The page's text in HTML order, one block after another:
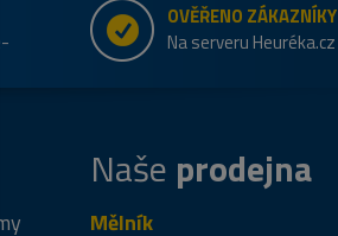
OVĚŘENO ZÁKAZNÍKY
Na serveru Heuréka.cz
Naše prodejna
Mělník